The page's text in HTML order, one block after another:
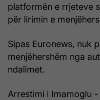
platformën e rrjeteve
për lirimin e
Sipas Euronews, nuk
menjëhershëm nga
ndalimet.
Arrestimi i Imamoglu